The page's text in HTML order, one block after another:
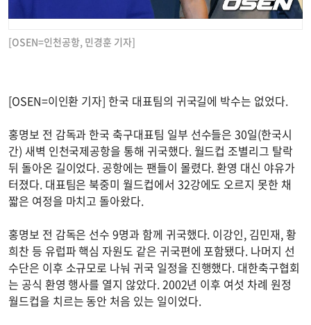
[OSEN=인천공항, 민경훈 기자]
[OSEN=이인환 기자] 한국 대표팀의 귀국길에 박수는 없었다.
홍명보 전 감독과 한국 축구대표팀 일부 선수들은 30일(한국시
간) 새벽 인천국제공항을 통해 귀국했다. 월드컵 조별리그 탈락
뒤 돌아온 길이었다. 공항에는 팬들이 몰렸다. 환영 대신 야유가
터졌다. 대표팀은 북중미 월드컵에서 32강에도 오르지 못한 채
짧은 여정을 마치고 돌아왔다.
홍명보 전 감독은 선수 9명과 함께 귀국했다. 이강인, 김민재, 황
희찬 등 유럽파 핵심 자원도 같은 귀국편에 포함됐다. 나머지 선
수단은 이후 소규모로 나눠 귀국 일정을 진행했다. 대한축구협회
는 공식 환영 행사를 열지 않았다. 2002년 이후 여섯 차례 원정
월드컵을 치르는 동안 처음 있는 일이었다.